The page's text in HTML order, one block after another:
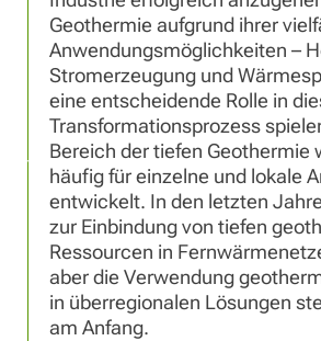
Geothermie aufgrund ihrer
Anwendungsmöglichkeiten –
Stromerzeugung und
eine entscheidende Rolle in
Transformationsprozess
Bereich der tiefen Geothermie
häufig für einzelne und lokale
entwickelt. In den letzten
zur Einbindung von tiefen
Ressourcen in
aber die Verwendung
in überregionalen Lösungen
am Anfang.